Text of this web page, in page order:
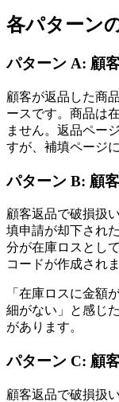
各パターン
パターン A: 顧
顧客が返品した商
ースです。商品は
ません。返品ペー
すが、補填ページ
パターン B: 顧
顧客返品で破損扱
填申請が却下され
分が在庫ロスとし
コードが作成されま
「在庫ロスに金額
細がない」と感じ
があります。
パターン C: 顧
顧客返品で破損扱